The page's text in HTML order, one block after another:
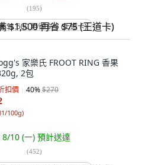
(195)
$1,500 再省 $75 (王道卡)
家樂氏 FROOT RING 香果
2包
扣價 40%$270
100g)
8/10 (一) 預計送達
(452)